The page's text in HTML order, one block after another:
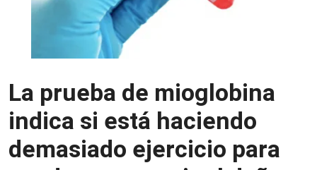
La prueba de mioglobina
indica si está haciendo
demasiado ejercicio para